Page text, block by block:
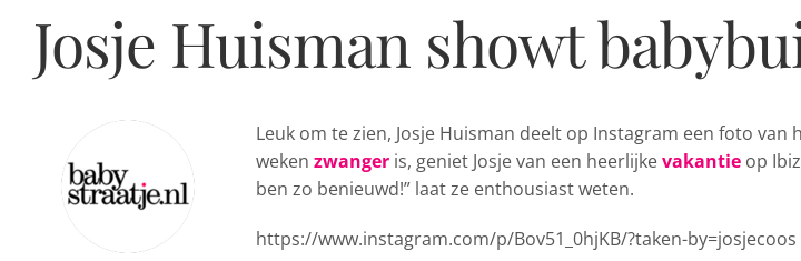
Josje Huisman showt
Leuk om te zien, Josje Huisman deelt op Instagram een foto van
weken zwanger is, geniet Josje van een heerlijkevakantie op
ben zo benieuwd!” laat ze enthousiast weten.
https://www.instagram.com/p/Bov51_0hjKB/?taken-by=josjecoos